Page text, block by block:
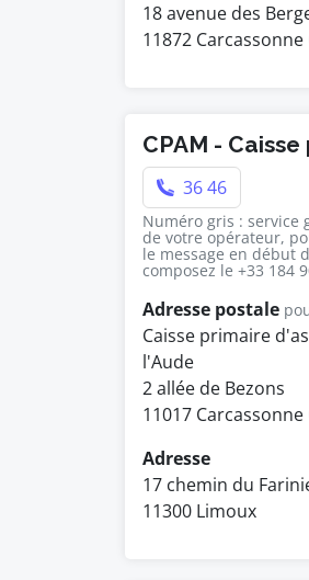
18 avenue des
11872 Carcassonne
CPAM -
36 46
Numéro gris : service
de votre opérateur,
le message en début
composez le +33 184
Adresse postale
Caisse primaire
l'Aude
2 allée de Bezons
11017 Carcassonne
Adresse
17 chemin du
11300 Limoux